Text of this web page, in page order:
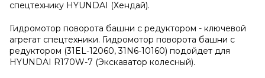
спецтехнику HYUNDAI (Хендай).
Гидромотор поворота башни с редуктором - ключевой
агрегат спецтехники. Гидромотор поворота башни с
редуктором (31EL-12060, 31N6-10160) подойдет для
HYUNDAI R170W-7 (Экскаватор колесный).